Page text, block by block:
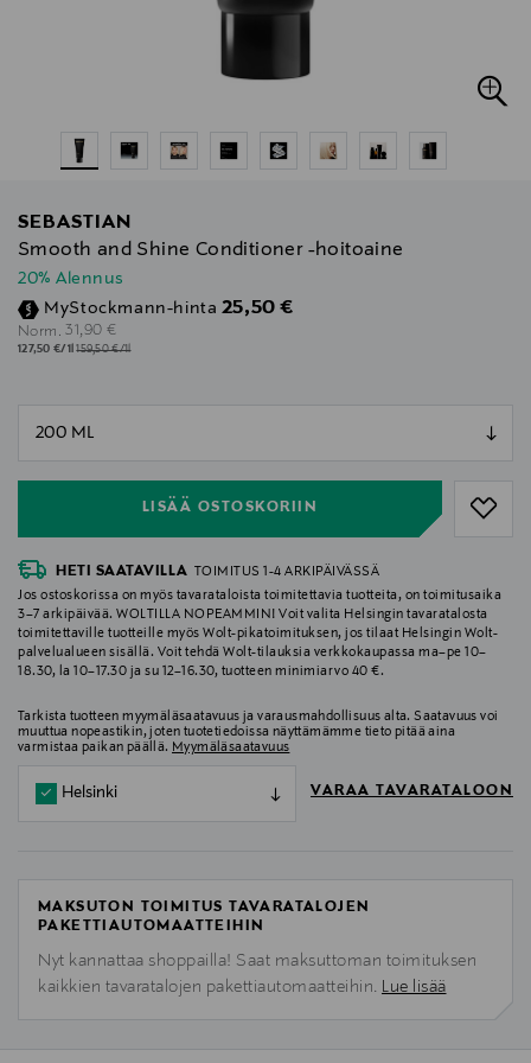
SEBASTIAN
Smooth and Shine Conditioner -hoitoaine
20% Alennus
MyStockmann-hinta Discounted Price
25,50 €
Norm. Original Price
31,90 €
127,50 €/1l159,50 €/1l
LISÄÄ OSTOSKORIIN
null
HETI SAATAVILLA TOIMITUS 1-4 ARKIPÄIVÄSSÄ
Jos ostoskorissa on myös tavarataloista toimitettavia tuotteita, on toimitusaika
3–7 arkipäivää. WOLTILLA NOPEAMMIN! Voit valita Helsingin tavaratalosta
toimitettaville tuotteille myös Wolt-pikatoimituksen, jos tilaat Helsingin Wolt-
palvelualueen sisällä. Voit tehdä Wolt-tilauksia verkkokaupassa ma–pe 10–
18.30, la 10–17.30 ja su 12–16.30, tuotteen minimiarvo 40 €.
Tarkista tuotteen myymäläsaatavuus ja varausmahdollisuus alta. Saatavuus voi
muuttua nopeastikin, joten tuotetiedoissa näyttämämme tieto pitää aina
varmistaa paikan päällä. Myymäläsaatavuus
Helsinki VARAA TAVARATALOON
MAKSUTON TOIMITUS TAVARATALOJEN
PAKETTIAUTOMAATTEIHIN
Nyt kannattaa shoppailla! Saat maksuttoman toimituksen
kaikkien tavaratalojen pakettiautomaatteihin. Lue lisää